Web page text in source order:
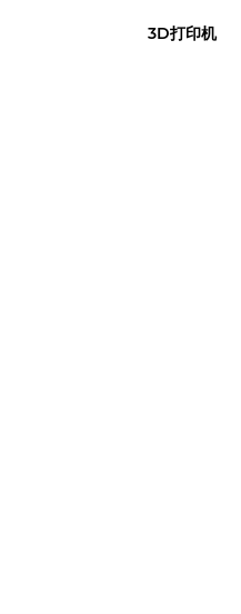
3D打印机